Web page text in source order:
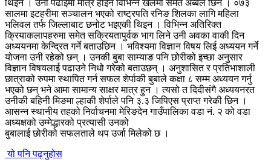
थिइन । उनी पढाईमा मात्र होइन विभिन्न खेलमा समेत अब्बल छिन । ०७३
सालमा इटहरीमा सञ्चालन भएको राष्ट्रपति रनिङ शिलका लागि महिला
भलिवल तर्फ जिल्लाबाट छनोट भइएकी थिइन । विभिन्न अतिरिक्त
क्रियाकलापहरुमा समेत सक्रियतापुर्वक भाग लिने उनी अवका वाकी दिन
अध्ययनमा केन्द्रित गर्ने बताउछिन । भविश्यमा विज्ञान विषय लिई अध्ययन गर्ने
योजना उनी रहेको छन् । उनकी बुबा साम्याङ पनि छोरीको इच्छा अनुसार
विज्ञान विषयलाई पढाउने निधो गरेको बताउछन् । अनुशासित र प्रतिभाशाली
छात्राको रुपमा स्थापित गर्न सफल शेर्पाकी बुबाले कक्षा ८ सम्म अध्ययन गर्नु
भएको छन् भने आमा सामान्य साक्षर मात्र हुन । त्यसो त दिदीसंगै अध्ययनरत
उनीकी बहिनी मिङमा ल्हाकी शेर्पाले पनि ३.३ जिपिएस प्राप्त गरेकी छिन ।
आसन्न स्थानीय तहको निर्वाचनमा मेरिङदेन गाउँपालिका वडा नं. २ को वडा
अध्यक्षको उम्मेद्धारको प्रत्यासी उनको
बुबालाई छोरीको सफलताले थप उर्जा मिलेको छ ।
यो पनि पढ्नुहोस